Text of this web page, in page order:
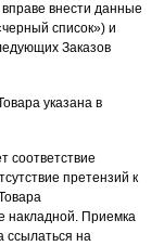
внести данные
список») и
Заказов
указана в
соответствие
претензий к
накладной. Приемка
ссылаться на